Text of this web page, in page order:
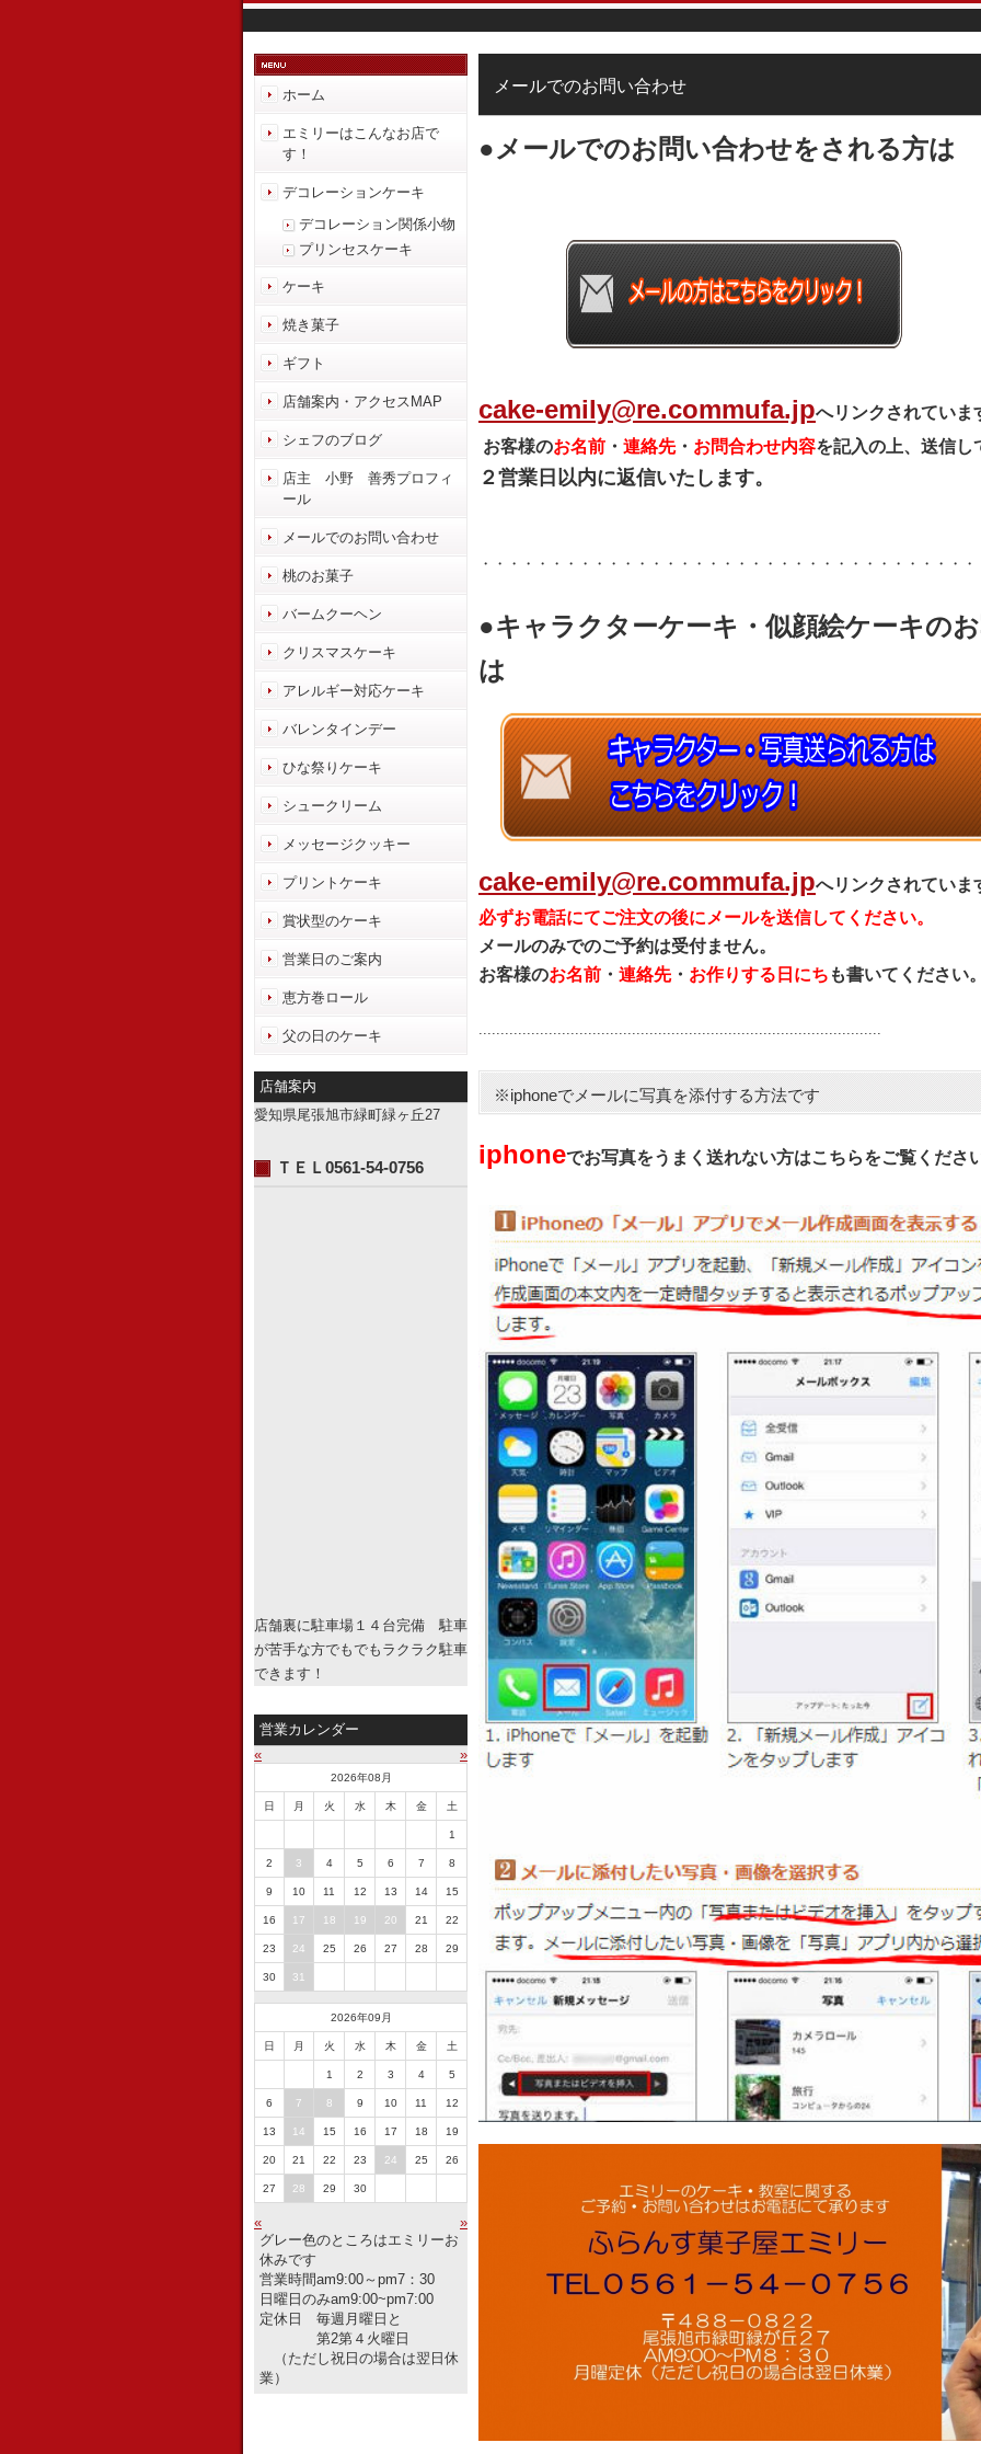
メールでのお問い合わせ
●メールでのお問い合わせをされる方は
cake-emily@re.commufa.jpへリンクされていま
お客様のお名前 ・ 連絡先・ お問合わせ内容を記入の上、送信し
２営業日以内に返信いたします。
・・・・・・・・・・・・・・・・・・・・・・・・・・・・・・・・・・
●キャラクターケーキ・似顔絵ケーキの
は
cake-emily@re.commufa.jpへリンクされていま
必ずお電話にてご注文の後にメールを送信してください。
メールのみでのご予約は受付ません。
お客様のお名前 ・ 連絡先・ お作りする日にち も書いてください
............................................................................................
※iphoneでメールに写真を添付する方法です
iphoneでお写真をうまく送れない方はこちらをご覧くださ
ホーム
エミリーはこんなお店で
す！
デコレーションケーキ
デコレーション関係小物
プリンセスケーキ
ケーキ
焼き菓子
ギフト
店舗案内・アクセスMAP
シェフのブログ
店主 小野 善秀プロフィ
ール
メールでのお問い合わせ
桃のお菓子
バームクーヘン
クリスマスケーキ
アレルギー対応ケーキ
バレンタインデー
ひな祭りケーキ
シュークリーム
メッセージクッキー
プリントケーキ
賞状型のケーキ
営業日のご案内
恵方巻ロール
父の日のケーキ
店舗案内
愛知県尾張旭市緑町緑ヶ丘27
ＴＥＬ0561-54-0756
店舗裏に駐車場１４台完備 駐車
が苦手な方でもでもラクラク駐車
できます！
営業カレンダー
«
»
2026年08月
日 月 火 水 木 金 土
1
2 3 4 5 6 7 8
9 10 11 12 13 14 15
16 17 18 19 20 21 22
23 24 25 26 27 28 29
30 31
2026年09月
日 月 火 水 木 金 土
1 2 3 4 5
6 7 8 9 10 11 12
13 14 15 16 17 18 19
20 21 22 23 24 25 26
27 28 29 30
«
»
グレー色のところはエミリーお
休みです
営業時間am9:00～pm7：30
日曜日のみam9:00~pm7:00
定休日 毎週月曜日と
第2第４火曜日
（ただし祝日の場合は翌日休
業）